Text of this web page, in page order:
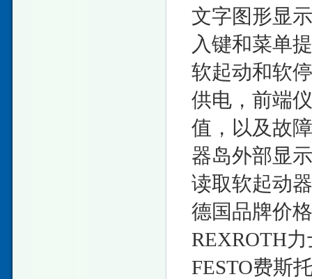
文字图形显
入键和菜单
软起动和软
供电，前端
值，以及故
器岛外部显
读取软起动
德国品牌价
REXROTH
FESTO费斯